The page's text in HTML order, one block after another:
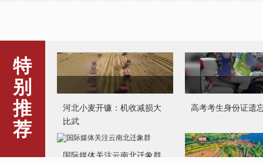
特
别
推
荐
河北小麦开镰：机收减损大
比武
高考考生身份证遗
国际媒体关注云南北迁象群